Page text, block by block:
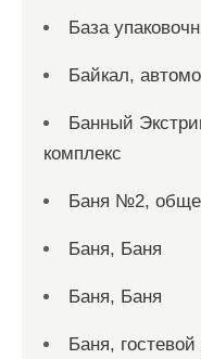
База
Байкал,
Банный
комплекс
Баня №2,
Баня, Баня
Баня, Баня
Баня,